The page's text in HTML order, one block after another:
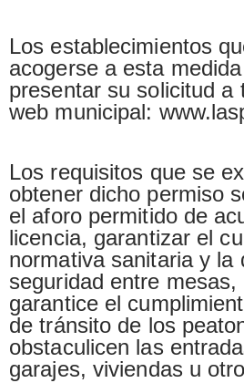
Los establecimientos
acogerse a esta
presentar su solicitud a
web municipal:
Los requisitos que se
obtener dicho permiso
el aforo permitido de
licencia, garantizar el
normativa sanitaria y la
seguridad entre mesas,
garantice el
de tránsito de los
obstaculicen las
garajes, viviendas u